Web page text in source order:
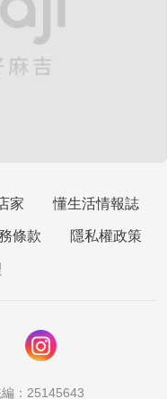
家 懂生活情報誌
條款 隱私權政策
：25145643